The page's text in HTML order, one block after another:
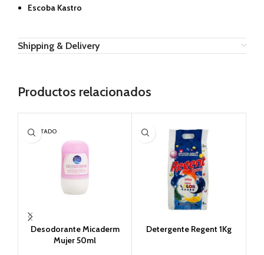
Escoba Kastro
Shipping & Delivery
Productos relacionados
AGOTADO
Desodorante Micaderm
Mujer 50ml
Detergente Regent 1Kg